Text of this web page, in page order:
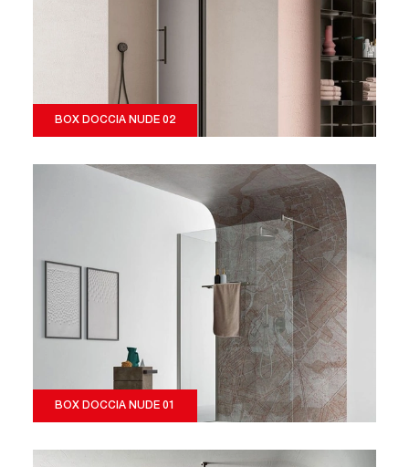
BOX DOCCIA NUDE 02
BOX DOCCIA NUDE 01